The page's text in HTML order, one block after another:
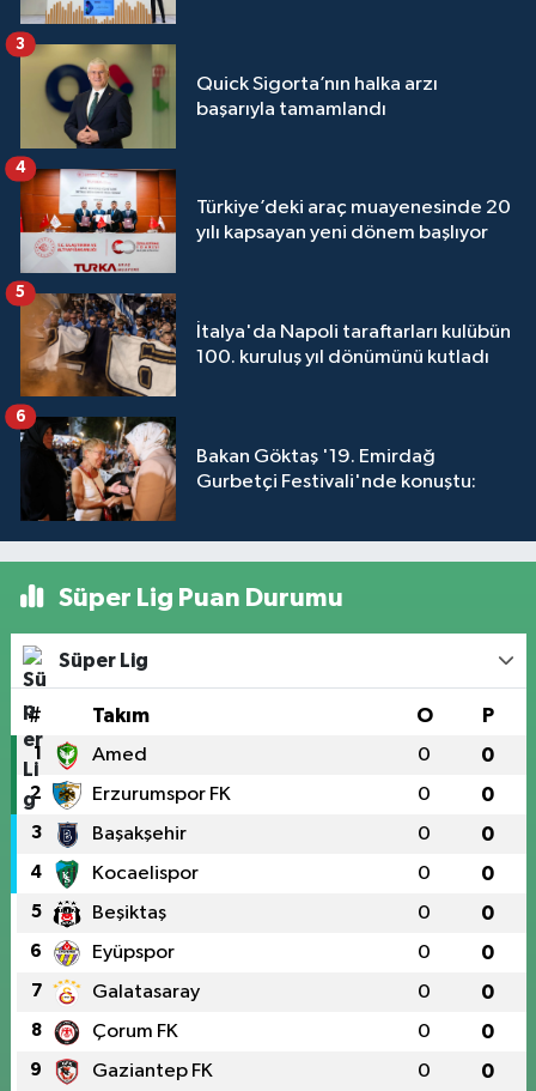
Quick Sigorta’nın halka arzı
başarıyla tamamlandı
3
Türkiye’deki araç muayenesinde 20
yılı kapsayan yeni dönem başlıyor
4
İtalya'da Napoli taraftarları kulübün
100. kuruluş yıl dönümünü kutladı
5
Bakan Göktaş '19. Emirdağ
Gurbetçi Festivali'nde konuştu:
6
Süper Lig Puan Durumu
Süper Lig
# Takım O P
1 Amed 0 0
2 Erzurumspor FK 0 0
3 Başakşehir 0 0
4 Kocaelispor 0 0
5 Beşiktaş 0 0
6 Eyüpspor 0 0
7 Galatasaray 0 0
8 Çorum FK 0 0
9 Gaziantep FK 0 0